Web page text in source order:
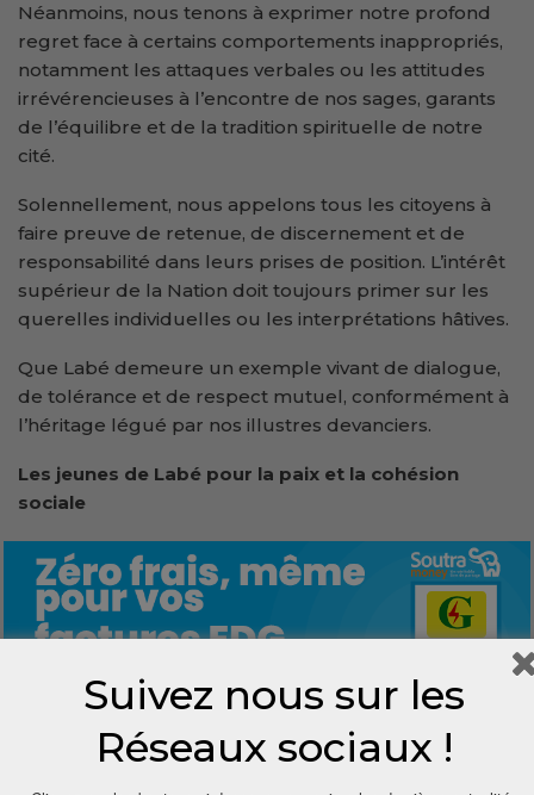
Néanmoins, nous tenons à exprimer notre profond
regret face à certains comportements inappropriés,
notamment les attaques verbales ou les attitudes
irrévérencieuses à l’encontre de nos sages, garants
de l’équilibre et de la tradition spirituelle de notre
cité.
Solennellement, nous appelons tous les citoyens à
faire preuve de retenue, de discernement et de
responsabilité dans leurs prises de position. L’intérêt
supérieur de la Nation doit toujours primer sur les
querelles individuelles ou les interprétations hâtives.
Que Labé demeure un exemple vivant de dialogue,
de tolérance et de respect mutuel, conformément à
l’héritage légué par nos illustres devanciers.
Les jeunes de Labé pour la paix et la cohésion
sociale
Suivez nous sur les
Réseaux sociaux !